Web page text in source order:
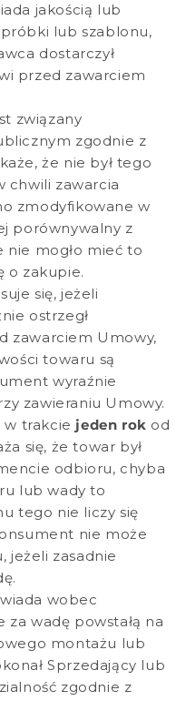
jakością lub
lub szablonu,
dostarczył
przed zawarciem
związany
zgodnie z
że nie był tego
chwili zawarcia
zmodyfikowane w
porównywalny z
nie mogło mieć to
o zakupie.
się, jeżeli
ostrzegł
zawarciem Umowy,
towaru są
wyraźnie
zawieraniu Umowy.
w trakcie jeden rok od
się, że towar był
odbioru, chyba
lub wady to
tego nie liczy się
nie może
jeżeli zasadnie
wobec
wadę powstałą na
montażu lub
Sprzedający lub
zgodnie z